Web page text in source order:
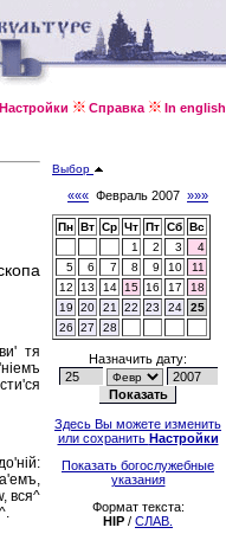
Настройки Справка In english
тя
вся^
Выбор
««« Февраль 2007 »»»
Пн Вт Ср Чт Пт Сб Вс
1
2 3
4
5
6 7 8 9 10
11
12
13 14 15 16 17
18
19
20 21 22 23 24
25
26
27 28
Назначить дату:
Здесь Вы можете изменить
или сохранить Настройки
Показать богослужебные
указания
Формат текста:
HIP / СЛАВ.